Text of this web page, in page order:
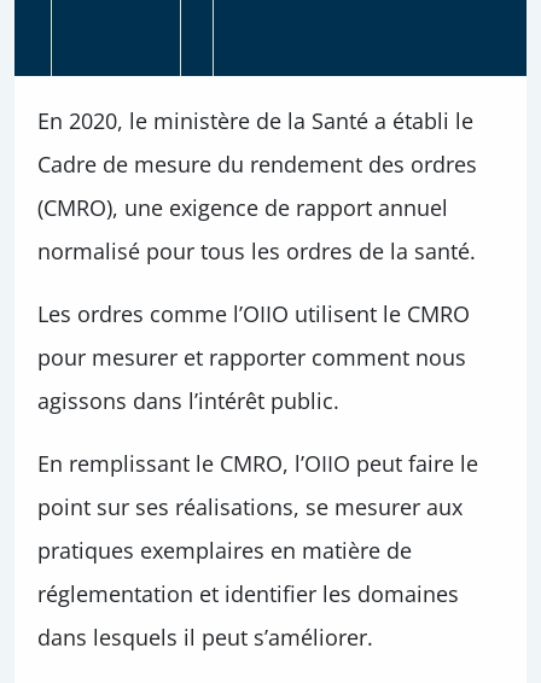
En 2020, le ministère de la Santé a établi le
Cadre de mesure du rendement des ordres
(CMRO), une exigence de rapport annuel
normalisé pour tous les ordres de la santé.
Les ordres comme l’OIIO utilisent le CMRO
pour mesurer et rapporter comment nous
agissons dans l’intérêt public.
En remplissant le CMRO, l’OIIO peut faire le
point sur ses réalisations, se mesurer aux
pratiques exemplaires en matière de
réglementation et identifier les domaines
dans lesquels il peut s’améliorer.